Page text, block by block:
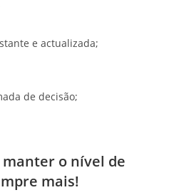
e actualizada;
de decisão;
o nível de
mais!